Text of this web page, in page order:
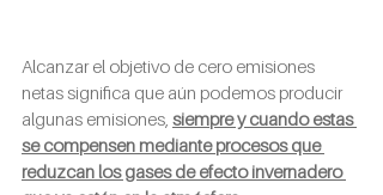
Alcanzar el objetivo de cero emisiones
netas significa que aún podemos producir
algunas emisiones, siempre y cuando estas
se compensen mediante procesos que
reduzcan los gases de efecto invernadero